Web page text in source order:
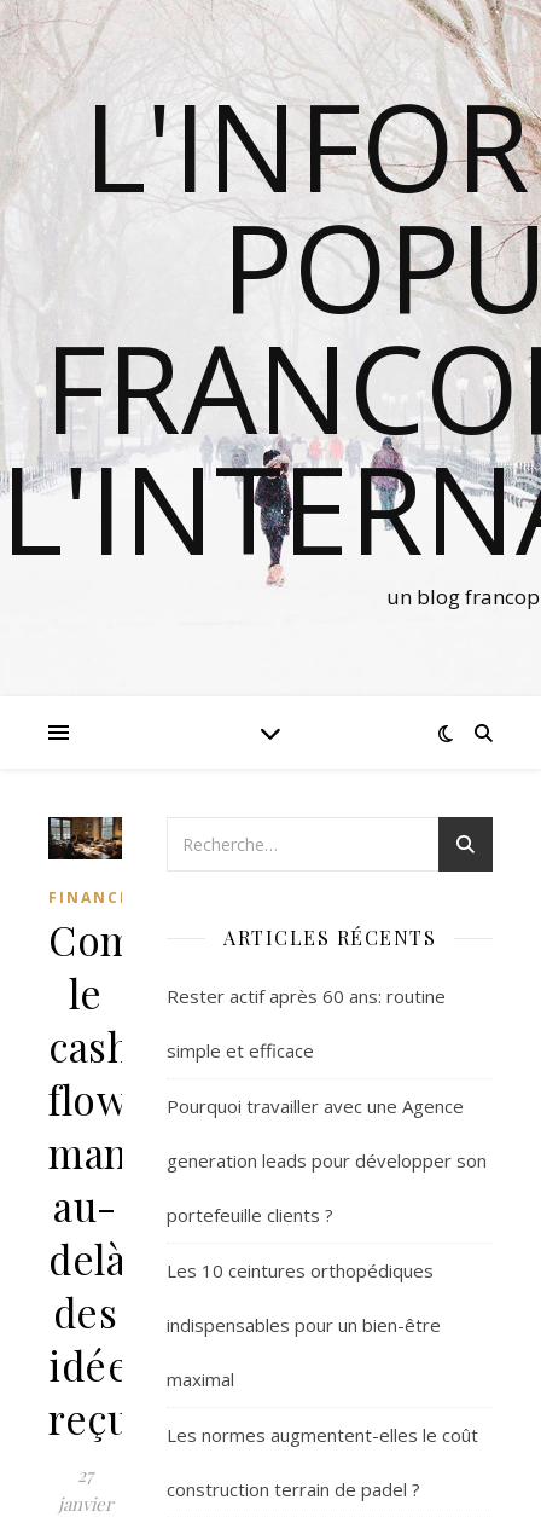
un blog
FINANCES
Comprendre
le
cash
flow
management
au-
delà
des
idées
reçues
27
janvier
ARTICLES RÉCENTS
Rester actif après 60 ans: routine
simple et efficace
Pourquoi travailler avec une Agence
generation leads pour développer son
portefeuille clients ?
Les 10 ceintures orthopédiques
indispensables pour un bien-être
maximal
Les normes augmentent-elles le coût
construction terrain de padel ?